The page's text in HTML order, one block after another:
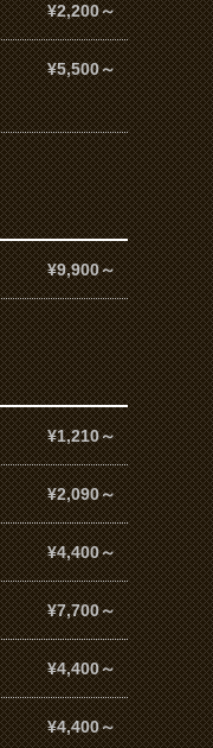
¥2,200～
¥5,500～
¥9,900～
¥1,210～
¥2,090～
¥4,400～
¥7,700～
¥4,400～
¥4,400～